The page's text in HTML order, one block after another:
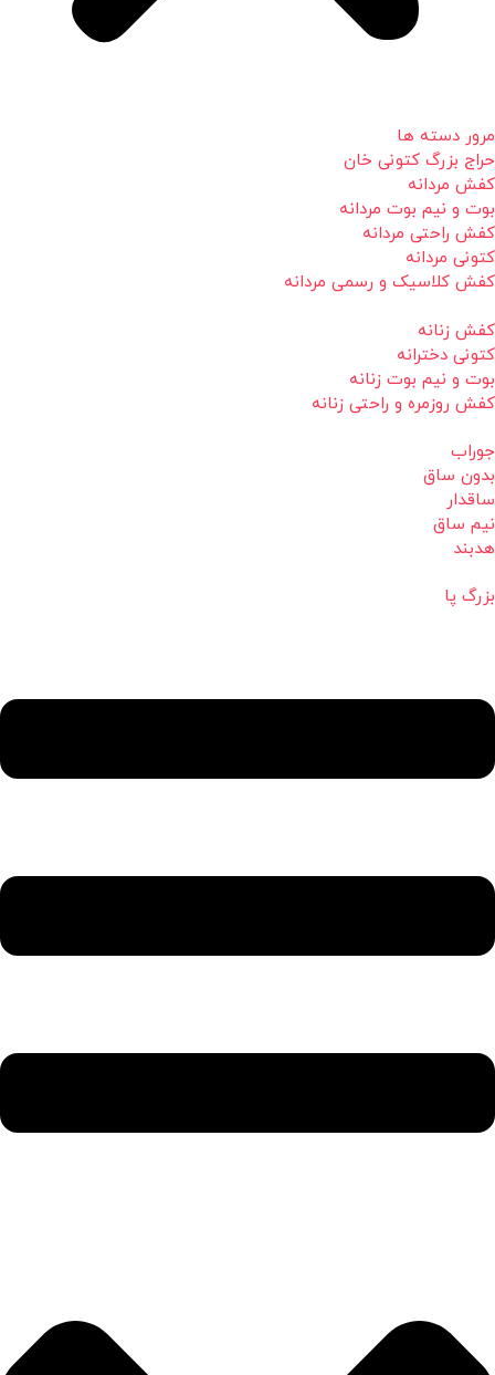
مرور دسته ها
حراج بزرگ کتونی خان
کفش مردانه
بوت و نیم بوت مردانه
کفش راحتی مردانه
کتونی مردانه
کفش کلاسیک و رسمی مردانه
کفش زنانه
کتونی دخترانه
بوت و نیم بوت زنانه
کفش روزمره و راحتی زنانه
جوراب
بدون ساق
ساقدار
نیم ساق
هدبند
بزرگ پا